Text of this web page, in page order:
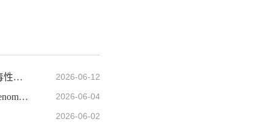
2026-06-12
IOZ FRIDAY SEMINAR 第一百零一期：DNA损伤修复：从表观遗传调控到神经毒性（王东鹏）；Exploring the RNA World with Cryo-EM（张凯铭）
2026-06-04
IOZ FRIDAY SEMINAR 第一百期：Precision Engineering of Crop Genomes: From Genome Editing to Programmable Biology
2026-06-02